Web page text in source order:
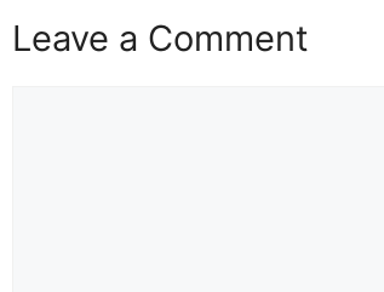
Leave a Comment